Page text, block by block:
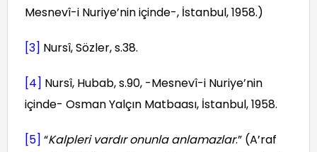
Mesnevî-i Nuriye’nin içinde-, İstanbul, 1958.)
[3] Nursî, Sözler, s.38.
[4] Nursî, Hubab, s.90, -Mesnevî-i Nuriye’nin
içinde- Osman Yalçın Matbaası, İstanbul, 1958.
[5] “Kalpleri vardır onunla anlamazlar.” (A’raf